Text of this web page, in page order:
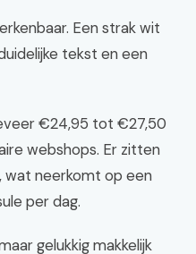
Een strak wit
tekst en een
€24,95 tot €27,50
webshops. Er zitten
wat neerkomt op een
per dag.
gelukkig makkelijk